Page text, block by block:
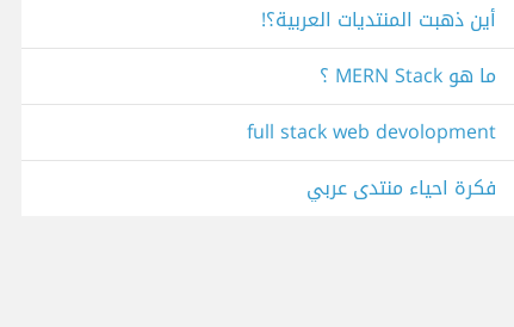
أين ذهبت المنتديات العربية؟!
ما هو MERN Stack ؟
full stack web devolopment
فكرة احياء منتدى عربي